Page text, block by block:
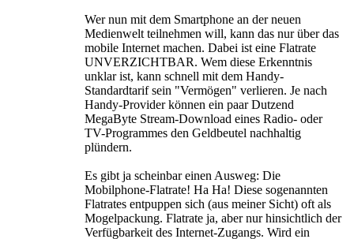
Wer nun mit dem Smartphone an der neuen
Medienwelt teilnehmen will, kann das nur über das
mobile Internet machen. Dabei ist eine Flatrate
UNVERZICHTBAR. Wem diese Erkenntnis
unklar ist, kann schnell mit dem Handy-
Standardtarif sein "Vermögen" verlieren. Je nach
Handy-Provider können ein paar Dutzend
MegaByte Stream-Download eines Radio- oder
TV-Programmes den Geldbeutel nachhaltig
plündern.
Es gibt ja scheinbar einen Ausweg: Die
Mobilphone-Flatrate! Ha Ha! Diese sogenannten
Flatrates entpuppen sich (aus meiner Sicht) oft als
Mogelpackung. Flatrate ja, aber nur hinsichtlich der
Verfügbarkeit des Internet-Zugangs. Wird ein